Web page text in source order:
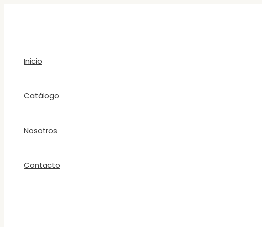
Inicio
Catálogo
Nosotros
Contacto